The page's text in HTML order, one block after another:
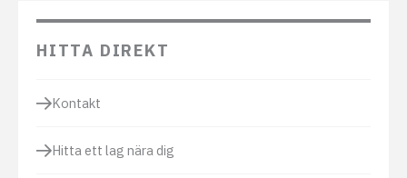
HITTA DIREKT
Kontakt
Hitta ett lag nära dig